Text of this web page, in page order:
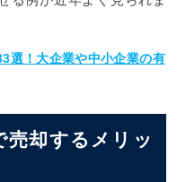
選！大企業や中小企業の有
売却するメリッ